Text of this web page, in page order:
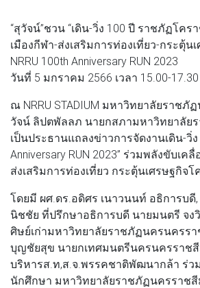
“สุวัจน์”ชวน “เดิน-วิ่ง 100 ปี ราชภัฏโค
เมืองกีฬา-ส่งเสริมการท่องเที่ยว-กระตุ้น
NRRU 100th Anniversary RUN 2023
วันที่ 5 มกราคม 2566 เวลา 15.00-17.30
ณ NRRU STADIUM มหาวิทยาลัยราชภั
วัจน์ ลิปตพัลลภ นายกสภามหาวิทยาลัย
เป็นประธานแถลงข่าวการจัดงานเดิน-วิ่ง
Anniversary RUN 2023” ร่วมพลังขับเค
ส่งเสริมการท่องเที่ยว กระตุ้นเศรษฐกิจโ
โดยมี ผศ.ดร.อดิศร เนาวนนท์ อธิการบดี,
นิชชัย ที่ปรึกษาอธิการบดี นายมนตรี จง
ศิษย์เก่ามหาวิทยาลัยราชภัฏนครนครรา
บุญชัยสุข นายกเทศมนตรีนครนครราช
บริหารส.ท,ส.จ.พรรคชาติพัฒนากล้า ร่ว
นักศึกษา มหาวิทยาลัยราชภัฏนครราชสี